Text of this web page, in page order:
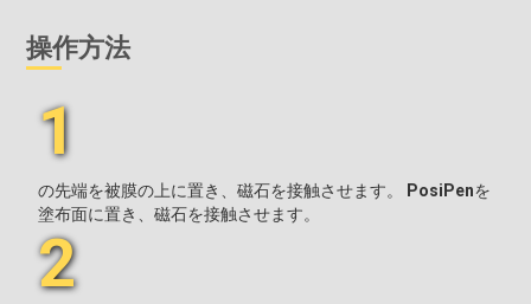
操作方法
1
の先端を被膜の上に置き、磁石を接触させます。 PosiPenを
塗布面に置き、磁石を接触させます。
2